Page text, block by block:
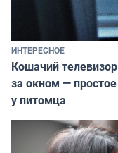
ИНТЕРЕСНОЕ
Кошачий
за окном —
у питомца